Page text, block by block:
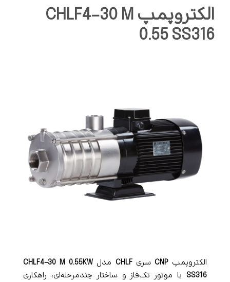
الکتروپمپ CHLF4-30 M
0.55 SS316
الکتروپمپCNP سریCHLF مدل CHLF4-30 M 0.55KW
SS316 با موتور تک‌فاز و ساختار چندمرحله‌ای، راهکاری